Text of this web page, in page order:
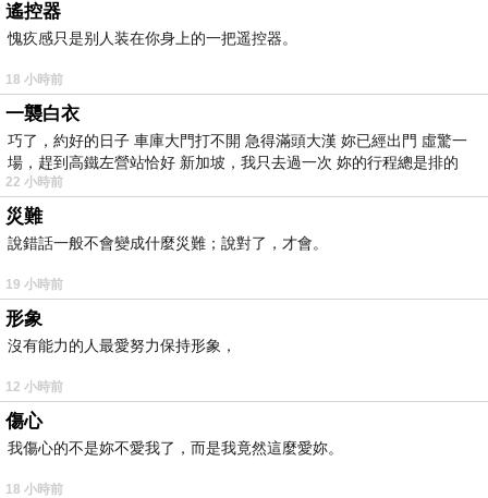
陳執行長以「職場到創業：如何利
用跨領域經驗打造全台最大面試平台」
為題，深入剖析跨界思維在現代創業中
的關鍵角色，特別強調在數位創新及快
速變遷的就業市場中，跨領域整合是成
累積近百萬篇求職者的真實面試心得，
成為求職者分享面試經驗的首選平台。
談及創業契機，陳執行長表示，他洞察
到求職者對真實面試資訊的殷切需求，
於是結合自身的跨領域背景，打造這個
幫助求職者提升面試信心的資訊交流平
台。
遙控器
愧疚感只是别人装在你身上的一把遥控器。
18 小時前
一襲白衣
巧了，約好的日子 車庫大門打不開 急得滿頭大漢 妳已經出門 虛驚一
場，趕到高鐵左營站恰好 新加坡，我只去過一次 妳的行程總是排的
22 小時前
災難
說錯話一般不會變成什麼災難；說對了，才會。
19 小時前
形象
沒有能力的人最愛努力保持形象，
12 小時前
傷心
我傷心的不是妳不愛我了，而是我竟然這麼愛妳。
18 小時前